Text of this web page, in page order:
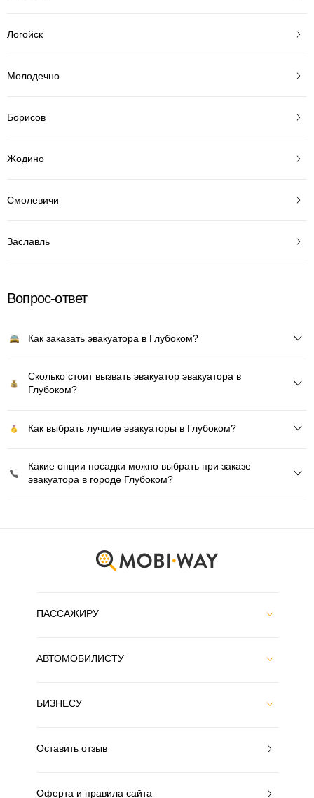
Логойск
Молодечно
Борисов
Жодино
Смолевичи
Заславль
Вопрос-ответ
Как заказать эвакуатора в Глубоком?
Сколько стоит вызвать эвакуатор эвакуатора в
Глубоком?
Как выбрать лучшие эвакуаторы в Глубоком?
Какие опции посадки можно выбрать при заказе
эвакуатора в городе Глубоком?
ПАССАЖИРУ
АВТОМОБИЛИСТУ
БИЗНЕСУ
Оставить отзыв
Оферта и правила сайта